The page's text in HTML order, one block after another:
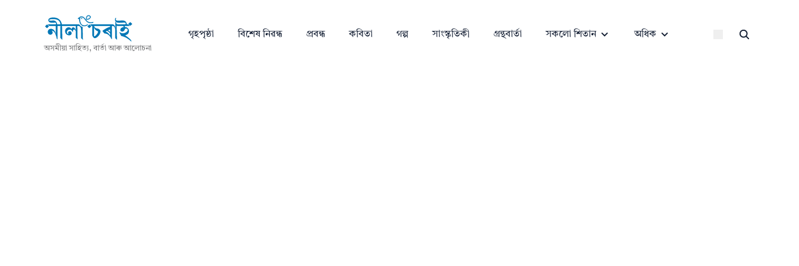
অসমীয়া সাহিত্য, বাৰ্তা আৰু আলোচনা
গৃহপৃষ্ঠা বিশেষ নিৱন্ধ প্ৰবন্ধ কবিতা গল্প সাংস্কৃতিকী গ্ৰন্থবাৰ্তা সকলো শিতান অধিক